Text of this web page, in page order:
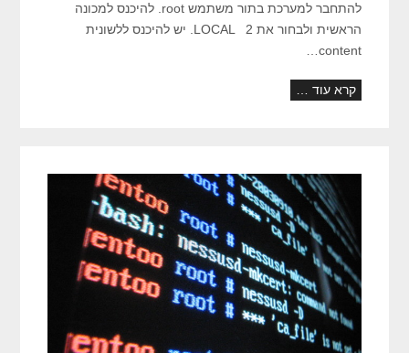
להתחבר למערכת בתור משתמש root. להיכנס למכונה
הראשית ולבחור את LOCAL 2. יש להיכנס ללשונית
content…
קרא עוד …